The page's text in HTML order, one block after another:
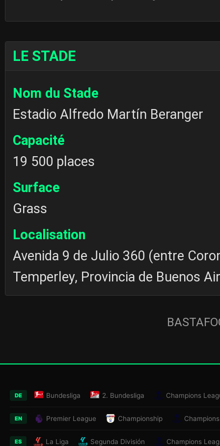
LE STADE
Nom du Stade
Estadio Alfredo Martín Beranger
Capacité
19 500 places
Surface
Grass
Localisation
Avenida 9 de Julio 360 (entre
Temperley, Provincia de Buenos
DE Bundesliga 2. Bundesliga Champions
EN Premier League Championship
ES La Liga Segunda División Champions